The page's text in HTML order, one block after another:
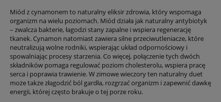
Miód z cynamonem to naturalny eliksir zdrowia, który wspomaga
organizm na wielu poziomach. Miód działa jak naturalny antybiotyk
– zwalcza bakterie, łagodzi stany zapalne i wspiera regenerację
tkanek. Cynamon natomiast zawiera silne przeciwutleniacze, które
neutralizują wolne rodniki, wspierając układ odpornościowy i
spowalniając procesy starzenia. Co więcej, połączenie tych dwóch
składników pomaga regulować poziom cholesterolu, wspiera pracę
serca i poprawia trawienie. W zimowe wieczory ten naturalny duet
może także złagodzić ból gardła, rozgrzać organizm i zapewnić dawkę
energii, której często brakuje o tej porze roku.